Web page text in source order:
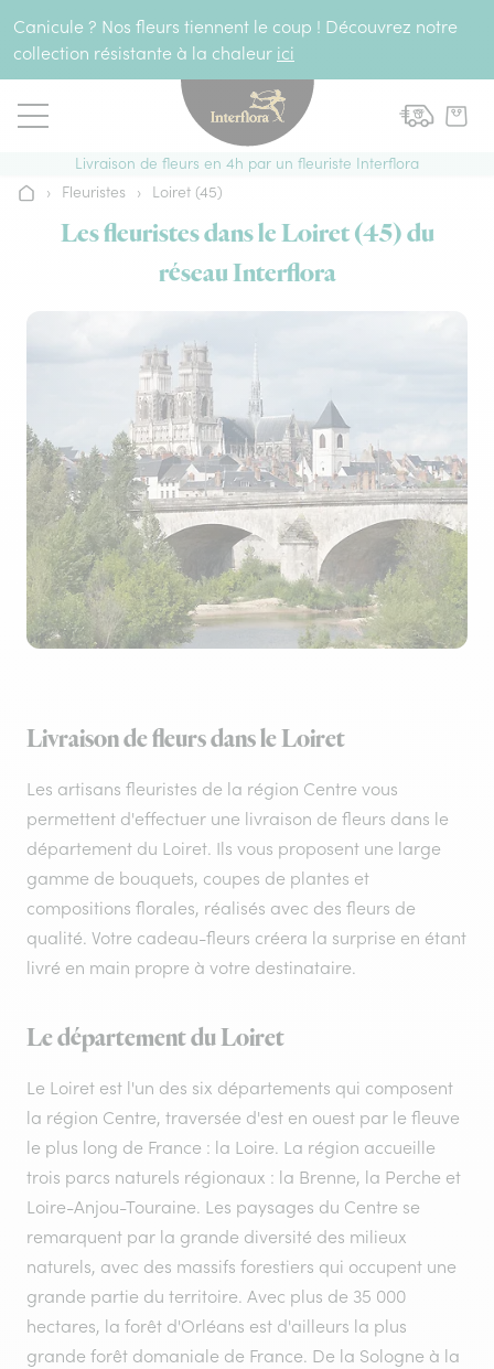
Canicule ? Nos fleurs tiennent le coup ! Découvrez notre
collection résistante à la chaleur ici
Livraison de fleurs en 4h par un fleuriste Interflora
Accueil
› Fleuristes › Loiret (45)
Les fleuristes dans le Loiret (45) du
réseau Interflora
Livraison de fleurs dans le Loiret
Les artisans fleuristes de la région Centre vous
permettent d'effectuer une livraison de fleurs dans le
département du Loiret. Ils vous proposent une large
gamme de bouquets, coupes de plantes et
compositions florales, réalisés avec des fleurs de
qualité. Votre cadeau-fleurs créera la surprise en étant
livré en main propre à votre destinataire.
Le département du Loiret
Le Loiret est l'un des six départements qui composent
la région Centre, traversée d'est en ouest par le fleuve
le plus long de France : la Loire. La région accueille
trois parcs naturels régionaux : la Brenne, la Perche et
Loire-Anjou-Touraine. Les paysages du Centre se
remarquent par la grande diversité des milieux
naturels, avec des massifs forestiers qui occupent une
grande partie du territoire. Avec plus de 35 000
hectares, la forêt d'Orléans est d'ailleurs la plus
grande forêt domaniale de France. De la Sologne à la